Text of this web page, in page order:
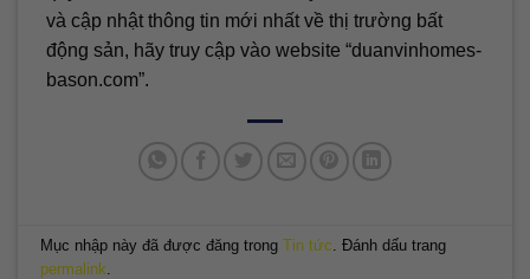
và cập nhật thông tin mới nhất về thị trường bất
động sản, hãy truy cập vào website “duanvinhomes-
bason.com”.
Mục nhập này đã được đăng trongTin tức . Đánh dấu trang
permalink